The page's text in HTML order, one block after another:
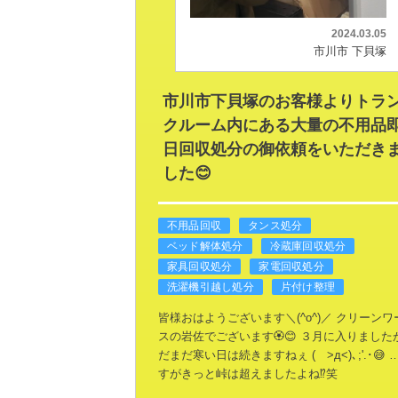
2024.03.05
市川市 下貝塚
市川市下貝塚のお客様よりトラ
クルーム内にある大量の不用品
日回収処分の御依頼をいただき
した😊
不用品回収
タンス処分
ベッド解体処分
冷蔵庫回収処分
家具回収処分
家電回収処分
洗濯機引越し処分
片付け整理
皆様おはようございます＼(^o^)／ クリーンワ
スの岩佐でございます🏵️😊 ３月に入りました
だまだ寒い日は続きますねぇ ( >д<)､;'.･😅
すがきっと峠は超えましたよね⁉️笑